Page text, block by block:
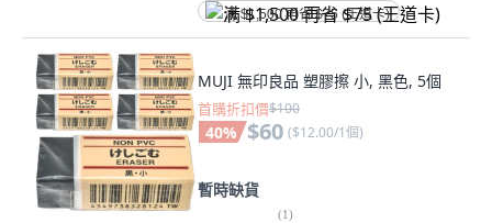
满 $1,500 再省 $75 (王道卡)
MUJI 無印良品 塑膠擦 小, 黑色, 5個
首購折扣價$100
40% $60 ($12.00/1個)
暫時缺貨
(1)